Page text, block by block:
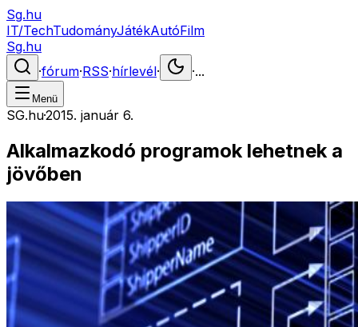
Sg.hu
IT/TechTudományJátékAutóFilm
Sg.hu
·fórum·RSS·hírlevél· ·...
Menü
SG.hu·2015. január 6.
Alkalmazkodó programok lehetnek a
jövőben